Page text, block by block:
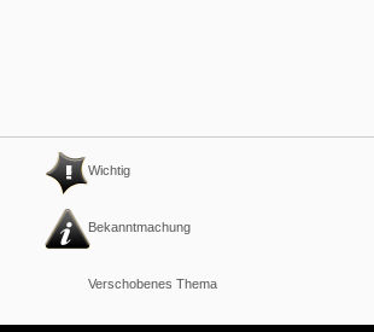
Wichtig
Bekanntmachung
Verschobenes Thema